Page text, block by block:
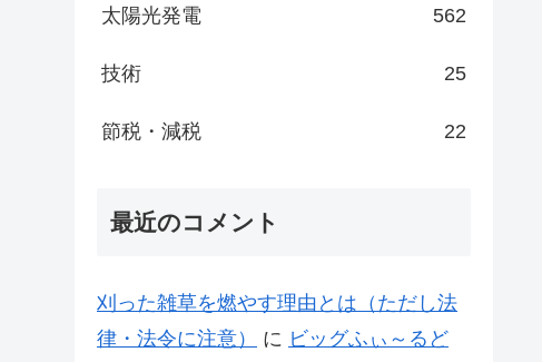
太陽光発電 562
技術 25
節税・減税 22
最近のコメント
刈った雑草を燃やす理由とは（ただし法
律・法令に注意）
に ビッグふぃ～るど